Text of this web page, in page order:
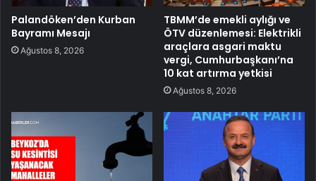
Palandöken’den Kurban
Bayramı Mesajı
Ağustos 8, 2026
TBMM’de emekli aylığı ve
ÖTV düzenlemesi: Elektrikli
araçlara asgari maktu
vergi, Cumhurbaşkanı’na
10 kat artırma yetkisi
Ağustos 8, 2026